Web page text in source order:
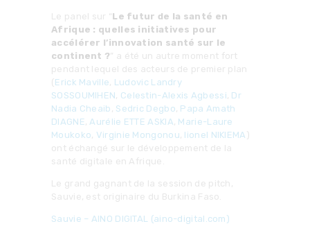
Le panel sur “ Le futur de la santé en
Afrique : quelles initiatives pour
accélérer l’innovation santé sur le
continent ?” a été un autre moment fort
pendant lequel des acteurs de premier plan
( Erick Maville, Ludovic Landry
SOSSOUMIHEN, Celestin-Alexis Agbessi, Dr
Nadia Cheaib , Sedric Degbo, Papa Amath
DIAGNE,Aurélie ETTE ASKIA, Marie-Laure
Moukoko, Virginie Mongonou, lionel NIKIEMA )
ont échangé sur le développement de la
santé digitale en Afrique.
Le grand gagnant de la session de pitch,
Sauvie, est originaire du Burkina Faso.
Sauvie – AINO DIGITAL (aino-digital.com)